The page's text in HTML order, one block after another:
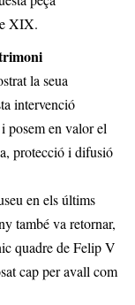
XIX.
la seua
intervenció
posem en valor el
protecció i difusió
en els últims
també va retornar,
quadre de Felip V
cap per avall com